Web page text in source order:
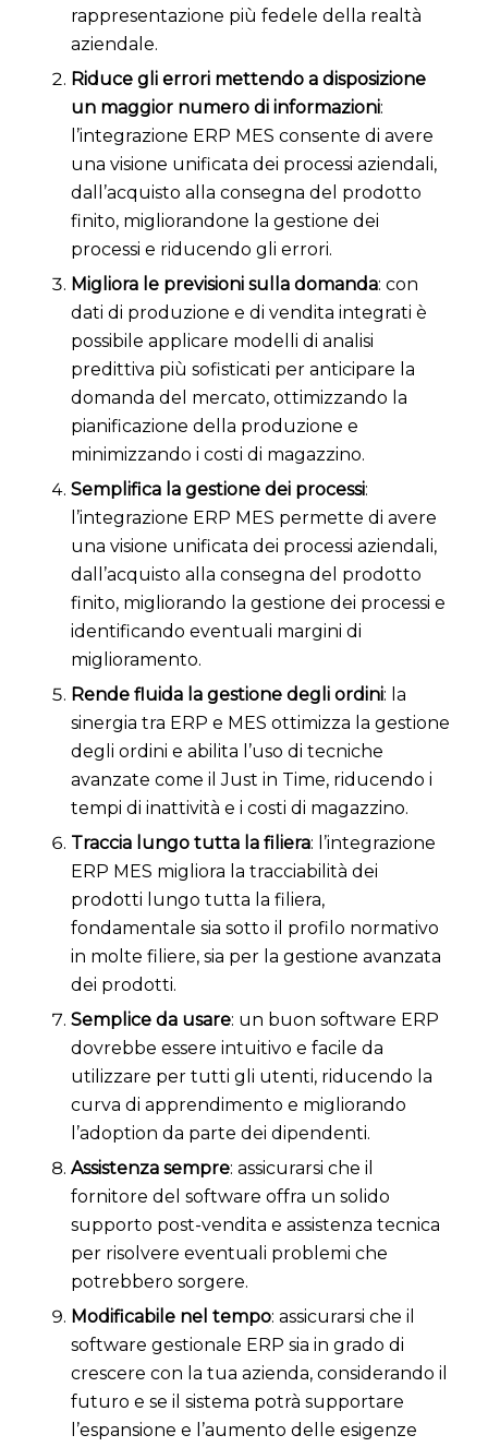
rappresentazione più fedele della realtà
aziendale.
Riduce gli errori mettendo a disposizione
un maggior numero di informazioni:
l’integrazione ERP MES consente di avere
una visione unificata dei processi aziendali,
dall’acquisto alla consegna del prodotto
finito, migliorandone la gestione dei
processi e riducendo gli errori.
Migliora le previsioni sulla domanda: con
dati di produzione e di vendita integrati è
possibile applicare modelli di analisi
predittiva più sofisticati per anticipare la
domanda del mercato, ottimizzando la
pianificazione della produzione e
minimizzando i costi di magazzino.
Semplifica la gestione dei processi:
l’integrazione ERP MES permette di avere
una visione unificata dei processi aziendali,
dall’acquisto alla consegna del prodotto
finito, migliorando la gestione dei processi e
identificando eventuali margini di
miglioramento.
Rende fluida la gestione degli ordini: la
sinergia tra ERP e MES ottimizza la gestione
degli ordini e abilita l’uso di tecniche
avanzate come il Just in Time, riducendo i
tempi di inattività e i costi di magazzino.
Traccia lungo tutta la filiera: l’integrazione
ERP MES migliora la tracciabilità dei
prodotti lungo tutta la filiera,
fondamentale sia sotto il profilo normativo
in molte filiere, sia per la gestione avanzata
dei prodotti.
Semplice da usare: un buon software ERP
dovrebbe essere intuitivo e facile da
utilizzare per tutti gli utenti, riducendo la
curva di apprendimento e migliorando
l’adoption da parte dei dipendenti.
Assistenza sempre: assicurarsi che il
fornitore del software offra un solido
supporto post-vendita e assistenza tecnica
per risolvere eventuali problemi che
potrebbero sorgere.
Modificabile nel tempo: assicurarsi che il
software gestionale ERP sia in grado di
crescere con la tua azienda, considerando il
futuro e se il sistema potrà supportare
l’espansione e l’aumento delle esigenze